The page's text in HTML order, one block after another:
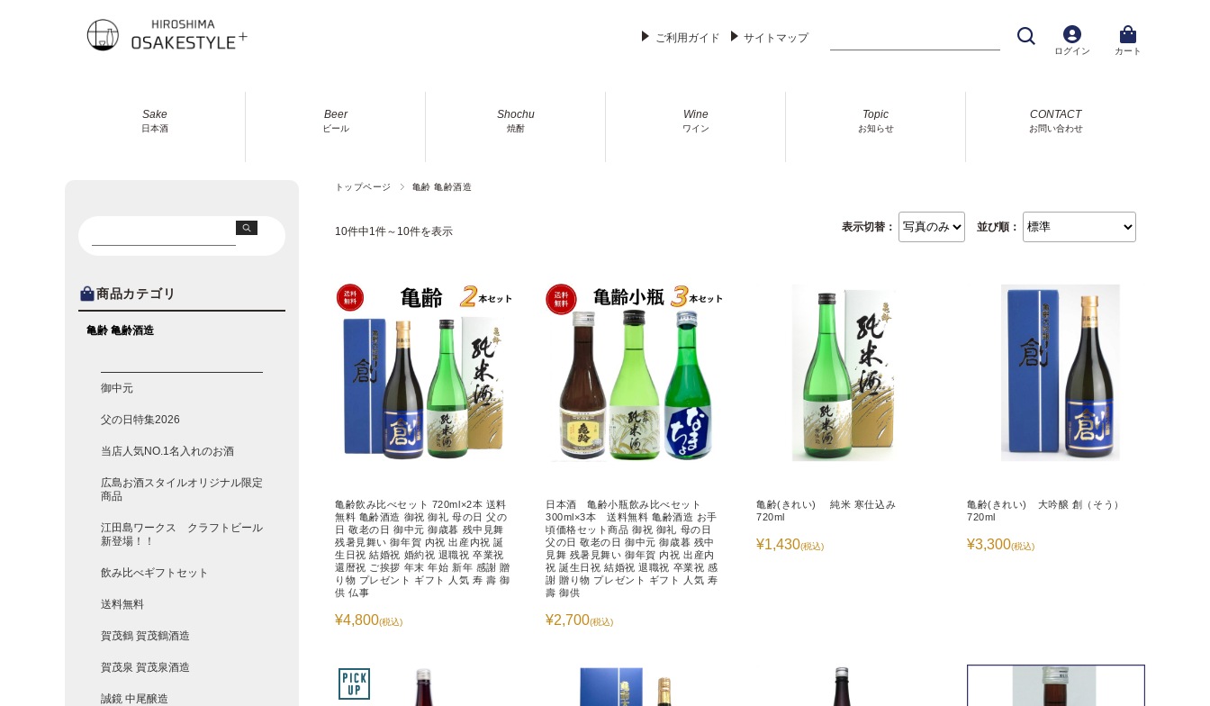
ご利用ガイド サイトマップ
ログイン カート
Sake
日本酒
Beer
ビール
Shochu
焼酎
Wine
ワイン
Topic
お知らせ
CONTACT
お問い合わせ
トップページ 亀齢 亀齢酒造
表示切替： 並び順：
10件中1件～10件を表示
亀齢飲み比べセット 720ml×2本 送料
無料 亀齢酒造 御祝 御礼 母の日 父の
日 敬老の日 御中元 御歳暮 残中見舞
残暑見舞い 御年賀 内祝 出産内祝 誕
生日祝 結婚祝 婚約祝 退職祝 卒業祝
還暦祝 ご挨拶 年末 年始 新年 感謝 贈
り物 プレゼント ギフト 人気 寿 壽 御
供 仏事
¥4,800(税込)
日本酒 亀齢小瓶飲み比べセット
300ml×3本 送料無料 亀齢酒造 お手
頃価格セット商品 御祝 御礼 母の日
父の日 敬老の日 御中元 御歳暮 残中
見舞 残暑見舞い 御年賀 内祝 出産内
祝 誕生日祝 結婚祝 退職祝 卒業祝 感
謝 贈り物 プレゼント ギフト 人気 寿
壽 御供
¥2,700(税込)
亀齢(きれい) 純米 寒仕込み
720ml
¥1,430(税込)
亀齢(きれい) 大吟醸 創（そう）
720ml
¥3,300(税込)
商品カテゴリ
亀齢 亀齢酒造
御中元
父の日特集2026
当店人気NO.1名入れのお酒
広島お酒スタイルオリジナル限定
商品
江田島ワークス クラフトビール
新登場！！
飲み比べギフトセット
送料無料
賀茂鶴 賀茂鶴酒造
賀茂泉 賀茂泉酒造
誠鏡 中尾醸造